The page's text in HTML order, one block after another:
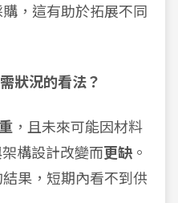
，這有助於拓展不同
狀況的看法？
，且未來可能因材料
構設計改變而更缺 。
果，短期內看不到供